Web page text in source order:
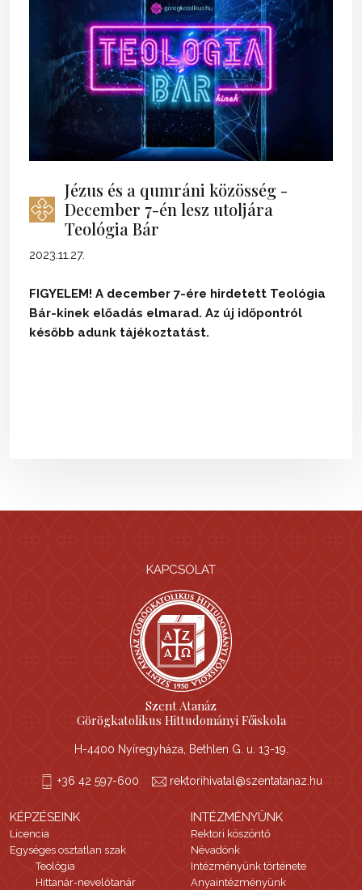
Jézus és a qumráni közösség -
December 7-én lesz utoljára
Teológia Bár
2023.11.27.
FIGYELEM! A december 7-ére hirdetett Teológia
Bár-kinek előadás elmarad. Az új időpontról
később adunk tájékoztatást.
KAPCSOLAT
Szent Atanáz
Görögkatolikus Hittudományi Főiskola
H-4400 Nyíregyháza, Bethlen G. u. 13-19.
+36 42 597-600 rektorihivatal@szentatanaz.hu
KÉPZÉSEINK
Licencia
Egységes osztatlan szak
Teológia
Hittanár-nevelőtanár
INTÉZMÉNYÜNK
Rektori köszöntő
Névadónk
Intézményünk története
Anyaintézményünk